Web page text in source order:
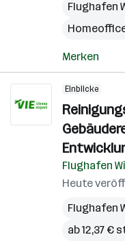
Flughafen
Merken
Einblicke
Flughafen
Heute
Flughafen
ab 12,37 €